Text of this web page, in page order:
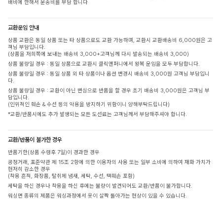
배비에 한해서 운송비를 부담 합니다
교환운임 안내
상품 교환은 동일 상품 또는 타 상품으로도 교환 가능하며, 교환시 교환배송비 6,000원은 고
객님 부담입니다.
(상품을 저희쪽에 보내는 배송비 3,000+고객님께 다시 발송되는 배송비 3,000)
상품 불량일 경우 : 동일 상품으로 교환시 클릭앤퍼니에서 왕복 운임을 모두 부담합니다.
상품 불량일 경우 : 동일 상품 외 타 상품이나 옵션 변경시 배송비 3,000원 고객님 부담입니
다.
상품 불량일 경우 : 교환이 아닌 변심으로 반품을 할 경우 초기 배송비 3,000원은 고객님 부
담입니다.
(인위적인 훼손 & 수선 등의 악용을 방지하기 위함이니 양해부탁드립니다)
*교환/반품시에도 추가 발생되는 모든 도선료는 고객님께서 부담해주셔야 합니다.
교환/반품이 불가한 경우
반품기한(상품 수령후 7일)이 경과한 경우
공정거래, 표준약관 제 15조 2항에 의한 이용자의 사용 또는 일부 소비에 의하여 재화 가치가
현저히 감소한 경우
(착용 흔적, 화장품, 탈취제 냄새, 세탁, 수선, 택훼손 포함)
세탁을 하신 경우나 착용을 하신 후에는 불량이 발견되어도 교환/반품이 불가합니다.
워싱면 종류의 제품은 워싱과정에서 옷이 살짝 돌아가는 현상이 있을 수 있습니다.